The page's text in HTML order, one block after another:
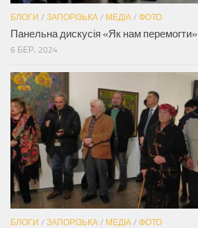
БЛОГИ / ЗАПОРІЗЬКА / МЕДІА / ФОТО
Панельна дискусія «Як нам перемогти»
6 БЕР, 2024
БЛОГИ / ЗАПОРІЗЬКА / МЕДІА / ФОТО